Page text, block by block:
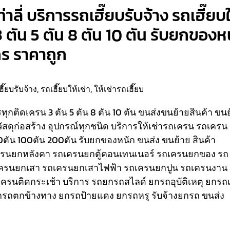
ลี่ บริการรถเฮี๊ยบรับจ้าง รถเฮี๊ยบ
ตัน 5 ตัน 8 ตัน 10 ตัน รับยกของ
ราคาถูก
ยบรับจ้าง, รถเฮี๊ยบให้เช่า,ให้เช่ารถเฮี๊ยบ
ทุกติดเครน 3 ตัน 5 ตัน 8 ตัน 10 ตัน ขนส่งขนย้ายสินค้า ขน
สดุก่อสร้าง อุปกรณ์ทุกชนิดบริการให้เช่ารถเครน รถเครน
น 100ตัน 200ตัน รับยกของหนัก ขนส่ง ขนย้าย สินค้า
นยกหลังคา รถเครนยกตู้คอนเทนเนอร์ รถเครนยกของ รถ
นยกเสา รถเครนยกเสาไฟฟ้า รถเครนยกปูน รถเครนงาน
รนติดกระเช้าบริการ รถยกรถสไลด์ ยกรถอุบัติเหตุ ยกรถ
ตกข้างทาง ยกรถป้ายแดง ยกรถหรู รับจ้างยกรถ ขนส่ง